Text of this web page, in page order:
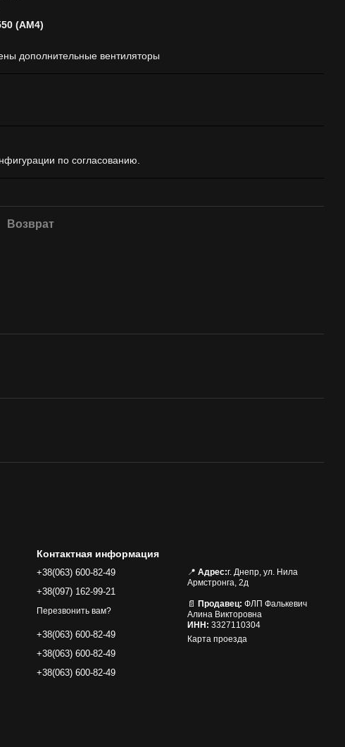
(AM4)
дополнительные вентиляторы
по согласованию.
Возврат
Контактная информация
+38(063) 600-82-49
+38(097) 162-99-21
Перезвонить вам?
+38(063) 600-82-49
+38(063) 600-82-49
+38(063) 600-82-49
📍 Адрес:г. Днепр, ул. Нила
Армстронга, 2д
📄 Продавец: ФЛП Фалькевич
Алина Викторовна
ИНН: 3327110304
Карта проезда